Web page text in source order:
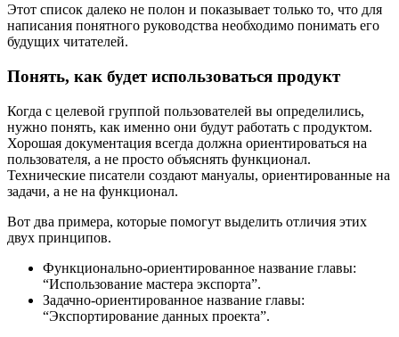
Этот список далеко не полон и показывает только то, что для
написания понятного руководства необходимо понимать его
будущих читателей.
Понять, как будет использоваться продукт
Когда с целевой группой пользователей вы определились,
нужно понять, как именно они будут работать с продуктом.
Хорошая документация всегда должна ориентироваться на
пользователя, а не просто объяснять функционал.
Технические писатели создают мануалы, ориентированные на
задачи, а не на функционал.
Вот два примера, которые помогут выделить отличия этих
двух принципов.
Функционально-ориентированное название главы:
“Использование мастера экспорта”.
Задачно-ориентированное название главы:
“Экспортирование данных проекта”.